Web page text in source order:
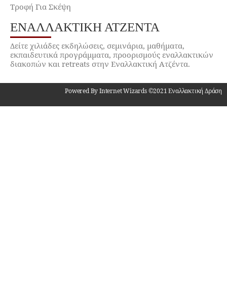
Τροφή Για Σκέψη
ΕΝΑΛΛΑΚΤΙΚΉ ΑΤΖΈΝΤΑ
Δείτε χιλιάδες εκδηλώσεις, σεμινάρια, μαθήματα,
εκπαιδευτικά προγράμματα, προορισμούς εναλλακτικών
διακοπών και retreats στην Εναλλακτική Ατζέντα.
Powered By Internet Wizards ©2021 Εναλλακτική Δράση